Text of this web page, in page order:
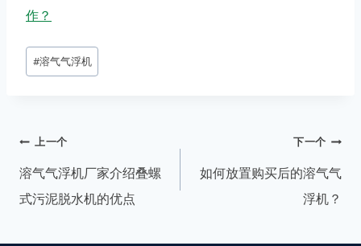
作？
#溶气气浮机
上一个
溶气气浮机厂家介绍叠螺
式污泥脱水机的优点
下一个
如何放置购买后的溶气气
浮机？